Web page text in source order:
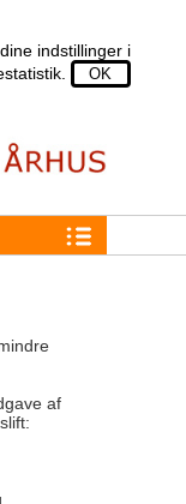
indstillinger i
af